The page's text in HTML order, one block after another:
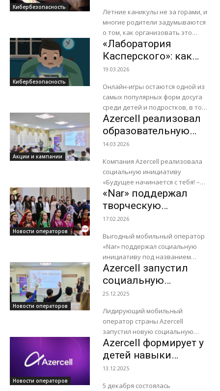
организованное совместно...
Кибербезопасность
между онлайном и
офлайном
Летние каникулы не за горами, и
многие родители задумываются
о том, как организовать это
время так, чтобы дети больше
двигались и меньше проводили
времени...
Кибербезопасность
«Лаборатория
Касперского»: как
защитить детей в
киберугроз в онлайн-
играх
19.03.2026
Онлайн-игры остаются одной из
самых популярных форм досуга
среди детей и подростков, в том
числе в Азербайджане. В период
длинных праздничных каникул в
марте,...
Акции и кампании
Azercell реализовал
образовательную
инициативу для
в особой заботе
14.03.2026
Компания Azercell реализовала
социальную инициативу
«Будущее начинается с тебя! –
учись, развивайся, делись».
Проект был направлен на
поддержку детей, нуждающихся
в особой заботе, расширение...
Новости операторов
«Nar» поддержал
творческую
инициативу для
детей, проживающих
в приюте
17.02.2026
Выгодный мобильный оператор
«Nar» поддержал социальную
инициативу под названием
«После темноты…». Проект был
организован Общественным
объединением «Дети
Азербайджана» с целью
раскрытия творческого
потенциала детей,...
Новости операторов
Azercell запустил
социальную
инициативу
«Будущее начинается
с тебя! – учись,
развивайся, делись»
25.12.2025
Лидирующий мобильный
оператор страны Azercell
запустил новую социальную
инициативу «Будущее
начинается с тебя! - учись,
развивайся, делись». Проект
направлен на поддержку детей
из уязвимых...
Новости операторов
Azercell формирует у
детей навыки
социальной
ответственности
13.12.2025
5 декабря состоялась